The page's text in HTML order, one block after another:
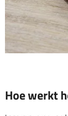
Hoe werkt